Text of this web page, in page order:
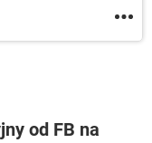
od FB na